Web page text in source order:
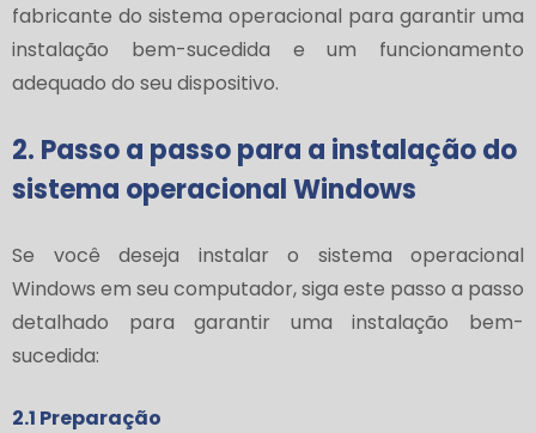
fabricante do sistema operacional para garantir uma
instalação bem-sucedida e um funcionamento
adequado do seu dispositivo.
2. Passo a passo para a instalação do
sistema operacional Windows
Se você deseja instalar o sistema operacional
Windows em seu computador, siga este passo a passo
detalhado para garantir uma instalação bem-
sucedida:
2.1 Preparação